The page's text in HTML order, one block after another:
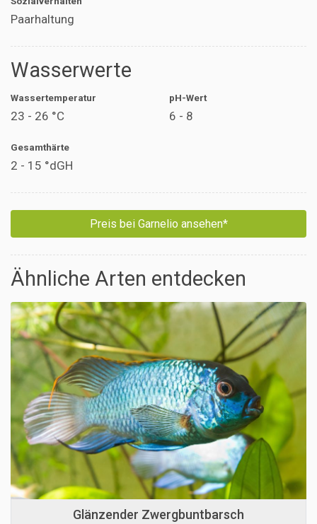
Paarhaltung
Wasserwerte
Wassertemperatur
23 - 26 °C
pH-Wert
6 - 8
Gesamthärte
2 - 15 °dGH
Preis bei Garnelio ansehen*
Ähnliche Arten entdecken
Glänzender Zwergbuntbarsch